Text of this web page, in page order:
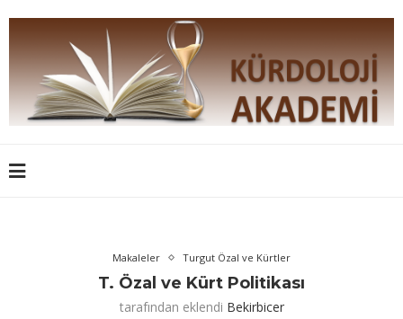
Makaleler Turgut Özal ve Kürtler
T. Özal ve Kürt Politikası
tarafından eklendi Bekirbicer